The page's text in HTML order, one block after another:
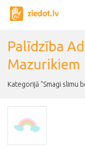
Palīdzība
Mazurikiem
Kategorijā "Smagi slimu